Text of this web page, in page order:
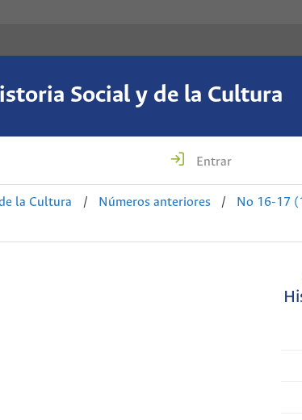
Social y de la Cultura
Entrar
la Cultura / Números anteriores / No 16-17